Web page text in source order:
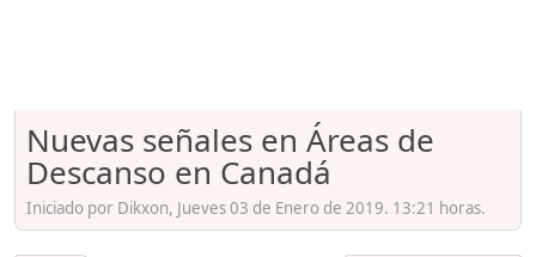
Nuevas señales en Áreas de
Descanso en Canadá
Iniciado por Dikxon, Jueves 03 de Enero de 2019. 13:21 horas.